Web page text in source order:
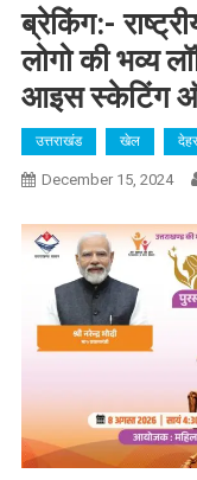
ब्रेकिंग:-
लोगो की भव्य
आइस स्केटिंग
उत्तराखंड खेल
December 15, 2024